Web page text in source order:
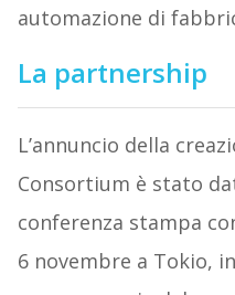
automazione di
La partnership
L’annuncio della
Consortium è stato
conferenza stampa
6 novembre a Tokio,